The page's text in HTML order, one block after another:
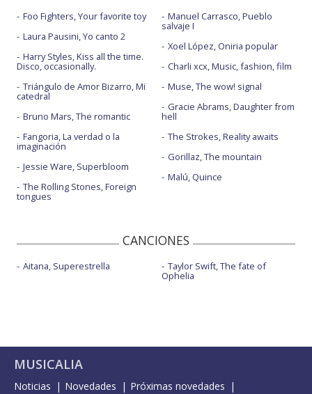
Foo Fighters, Your favorite toy
Laura Pausini, Yo canto 2
Harry Styles, Kiss all the time.
Disco, occasionally.
Triángulo de Amor Bizarro, Mi
catedral
Bruno Mars, The romantic
Fangoria, La verdad o la
imaginación
Jessie Ware, Superbloom
The Rolling Stones, Foreign
tongues
Manuel Carrasco, Pueblo
salvaje I
Xoel López, Oniria popular
Charli xcx, Music, fashion, film
Muse, The wow! signal
Gracie Abrams, Daughter from
hell
The Strokes, Reality awaits
Gorillaz, The mountain
Malú, Quince
CANCIONES
Aitana, Superestrella Taylor Swift, The fate of
Ophelia
MUSICALIA
Noticias Novedades
Próximas novedades